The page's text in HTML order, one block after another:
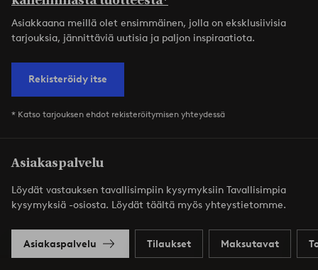
Asiakkaana meillä olet ensimmäinen, jolla on eksklusiivisia
tarjouksia, jännittäviä uutisia ja paljon inspiraatiota.
Rekisteröidy itse
* Katso tarjouksen ehdot rekisteröitymisen yhteydessä
Asiakaspalvelu
Löydät vastauksen tavallisimpiin kysymyksiin Tavallisimpia
kysymyksiä -osiosta. Löydät täältä myös yhteystietomme.
Asiakaspalvelu Tilaukset Maksutavat